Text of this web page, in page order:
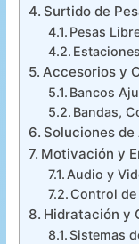
Surtido de
Pesas
Accesorios y
Bancos
Bandas,
Soluciones
Motivación y
Audio y
Control de
Hidratación y
Sistemas